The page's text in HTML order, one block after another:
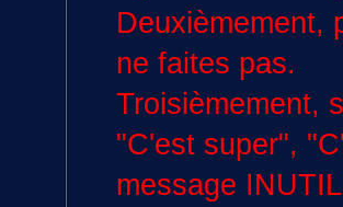
Deuxièmement,
ne faites pas.
Troisièmement,
"C'est super",
message